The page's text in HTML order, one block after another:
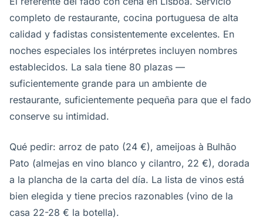
completo de restaurante, cocina portuguesa de alta
calidad y fadistas consistentemente excelentes. En
noches especiales los intérpretes incluyen nombres
establecidos. La sala tiene 80 plazas —
suficientemente grande para un ambiente de
restaurante, suficientemente pequeña para que el fado
conserve su intimidad.
Qué pedir: arroz de pato (24 €), ameijoas à Bulhão
Pato (almejas en vino blanco y cilantro, 22 €), dorada
a la plancha de la carta del día. La lista de vinos está
bien elegida y tiene precios razonables (vino de la
casa 22-28 € la botella).